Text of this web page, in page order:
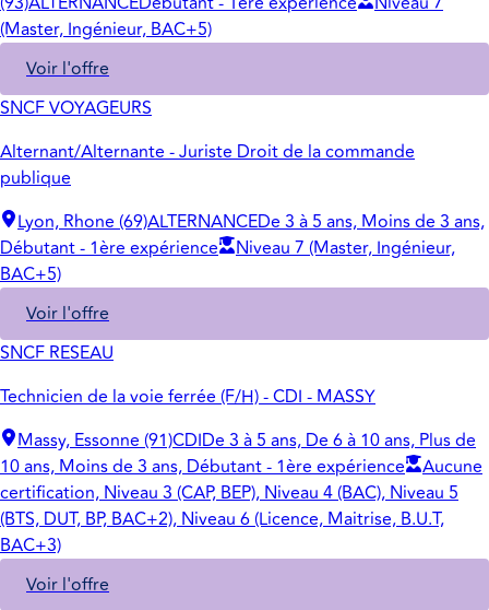
(Master, Ingénieur, BAC+5)
Voir l'offre
SNCF VOYAGEURS
Alternant/Alternante - Juriste Droit de la commande
publique
Lyon, Rhone (69)ALTERNANCEDe 3 à 5 ans, Moins de 3 ans,
Débutant - 1ère expérience
Niveau 7 (Master, Ingénieur,
BAC+5)
Voir l'offre
SNCF RESEAU
Technicien de la voie ferrée (F/H) - CDI - MASSY
Massy, Essonne (91)CDIDe 3 à 5 ans, De 6 à 10 ans, Plus de
10 ans, Moins de 3 ans, Débutant - 1ère expérience
Aucune
certification, Niveau 3 (CAP, BEP), Niveau 4 (BAC), Niveau 5
(BTS, DUT, BP, BAC+2), Niveau 6 (Licence, Maitrise, B.U.T,
BAC+3)
Voir l'offre